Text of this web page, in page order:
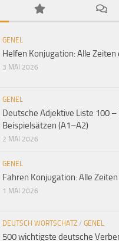
GENEL
Helfen Konjugation: Alle
3 MAI 2026
GENEL
Deutsche Adjektive Liste 100
Beispielsätzen (A1–A2)
2 MAI 2026
GENEL
Fahren Konjugation: Alle
1 MAI 2026
DEUTSCH WORTSCHATZ / GENEL
500 wichtigste deutsche